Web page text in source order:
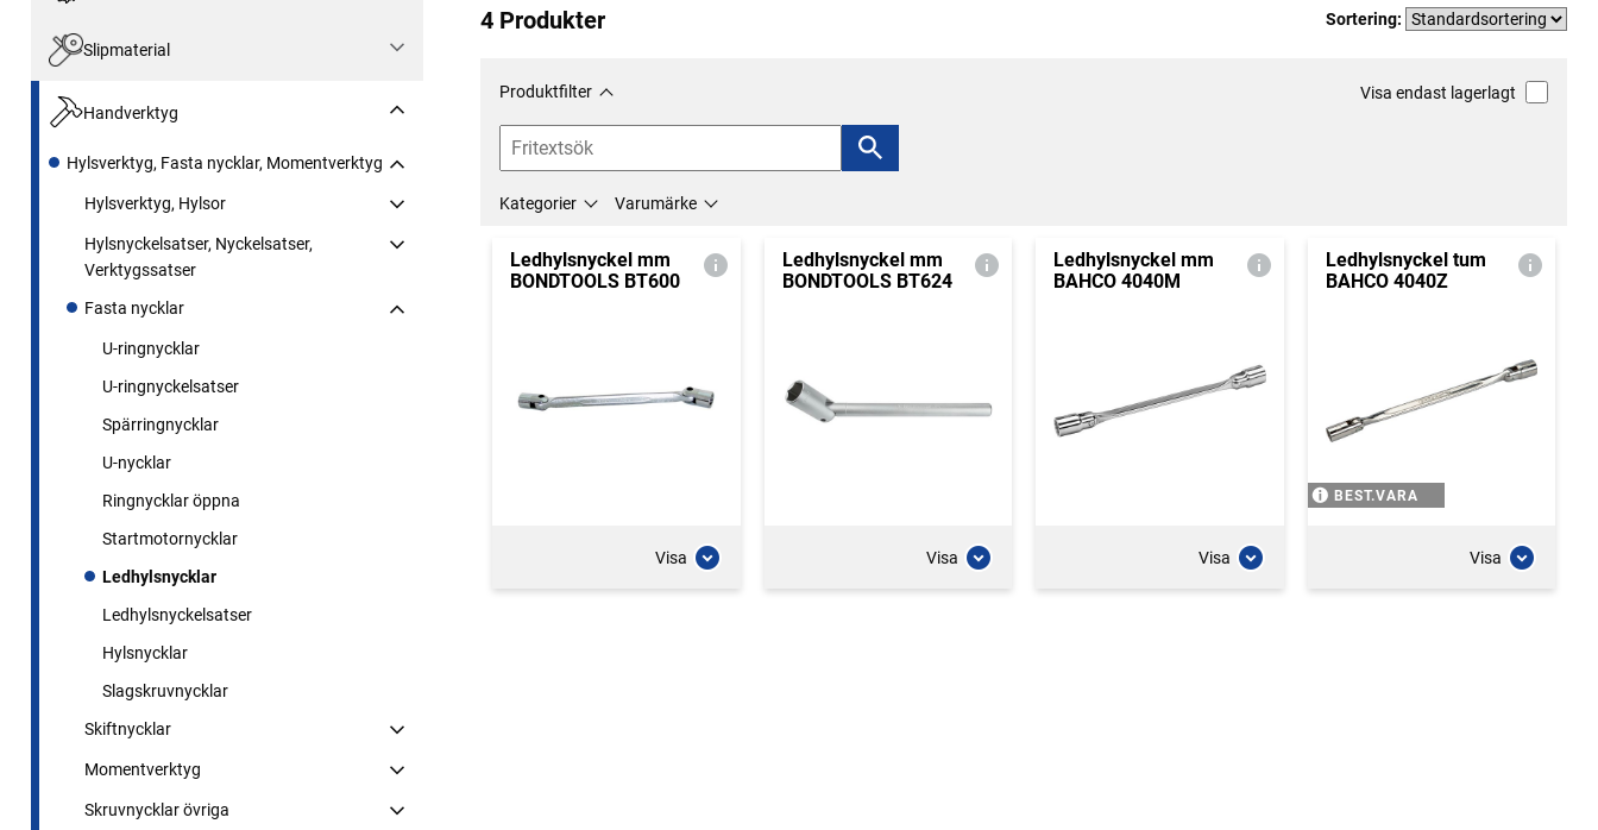
Slipmaterial
Handverktyg
Hylsverktyg, Fasta nycklar, Momentverktyg
Hylsverktyg, Hylsor
Hylsnyckelsatser, Nyckelsatser,
Verktygssatser
Fasta nycklar
U-ringnycklar
U-ringnyckelsatser
Spärringnycklar
U-nycklar
Ringnycklar öppna
Startmotornycklar
Ledhylsnycklar
Ledhylsnyckelsatser
Hylsnycklar
Slagskruvnycklar
Skiftnycklar
Momentverktyg
Skruvnycklar övriga
4 Produkter Sortering:
Produktfilter Visa endast lagerlagt
Kategorier Varumärke
Ledhylsnyckel mm
BONDTOOLS BT600
Visa
Ledhylsnyckel mm
BONDTOOLS BT624
Visa
Ledhylsnyckel mm
BAHCO 4040M
Visa
Ledhylsnyckel tum
BAHCO 4040Z
BEST.VARA
Visa